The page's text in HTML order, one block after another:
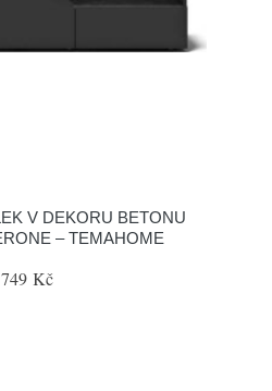
V DEKORU BETONU
– TEMAHOME
Kč